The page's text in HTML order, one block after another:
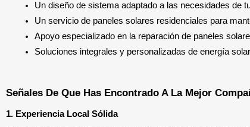
Un diseño de sistema adaptado a las necesidades de
Un servicio de paneles solares residenciales para
Apoyo especializado en la reparación de paneles
Soluciones integrales y personalizadas de energía
Señales De Que Has Encontrado A La Mejor
1. Experiencia Local Sólida